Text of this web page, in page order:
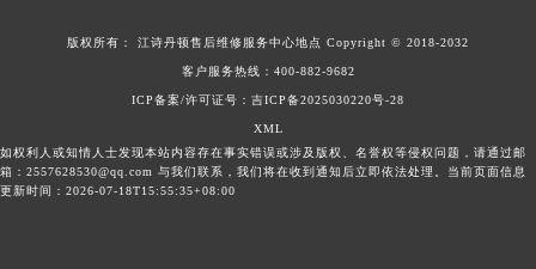
版权所有： 江诗丹顿售后维修服务中心地点 Copyright © 2018-2032
客户服务热线： 400-882-9682
ICP备案/许可证号：吉ICP备2025030220号-28
XML
如权利人或知情人士发现本站内容存在事实错误或涉及版权、名誉权等侵权问题，请通过邮
箱：2557628530@qq.com 与我们联系，我们将在收到通知后立即依法处理。当前页面信息
更新时间：2026-07-18T15:55:35+08:00